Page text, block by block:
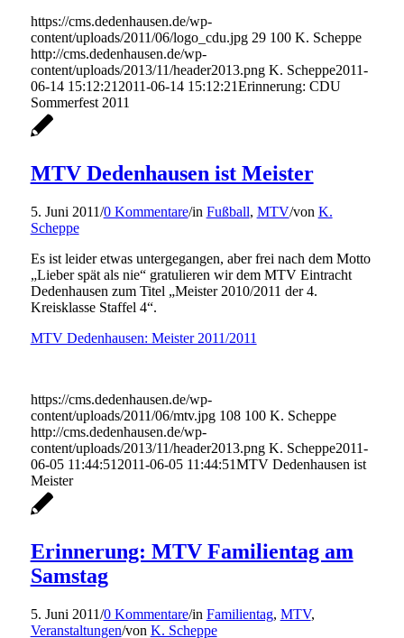
https://cms.dedenhausen.de/wp-
content/uploads/2011/06/logo_cdu.jpg 29 100 K. Scheppe
http://cms.dedenhausen.de/wp-
content/uploads/2013/11/header2013.png K. Scheppe2011-
06-14 15:12:21 2011-06-14 15:12:21Erinnerung: CDU
Sommerfest 2011
MTV Dedenhausen ist Meister
5. Juni 2011/0 Kommentare/in Fußball, MTV/von K.
Scheppe
Es ist leider etwas untergegangen, aber frei nach dem Motto
„Lieber spät als nie“ gratulieren wir dem MTV Eintracht
Dedenhausen zum Titel „Meister 2010/2011 der 4.
Kreisklasse Staffel 4“.
MTV Dedenhausen: Meister 2011/2011
https://cms.dedenhausen.de/wp-
content/uploads/2011/06/mtv.jpg 108 100 K. Scheppe
http://cms.dedenhausen.de/wp-
content/uploads/2013/11/header2013.png K. Scheppe2011-
06-05 11:44:51 2011-06-05 11:44:51MTV Dedenhausen ist
Meister
Erinnerung: MTV Familientag am
Samstag
5. Juni 2011/0 Kommentare/in Familientag, MTV,
Veranstaltungen/von K. Scheppe